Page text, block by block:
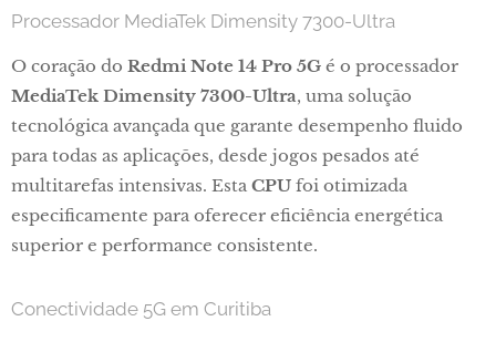
Processador MediaTek Dimensity 7300-Ultra
O coração do Redmi Note 14 Pro 5G é o processador
MediaTek Dimensity 7300-Ultra, uma solução
tecnológica avançada que garante desempenho fluido
para todas as aplicações, desde jogos pesados até
multitarefas intensivas. Esta CPU foi otimizada
especificamente para oferecer eficiência energética
superior e performance consistente.
Conectividade 5G em Curitiba